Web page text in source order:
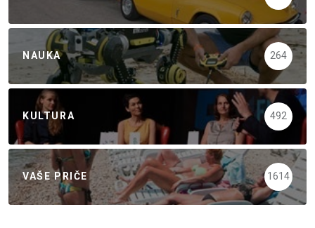
NAUKA 264
KULTURA 492
VAŠE PRIČE 1614